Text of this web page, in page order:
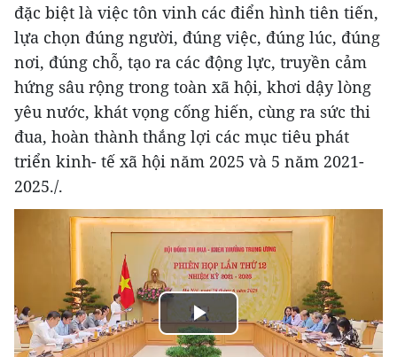
đặc biệt là việc tôn vinh các điển hình tiên tiến,
lựa chọn đúng người, đúng việc, đúng lúc, đúng
nơi, đúng chỗ, tạo ra các động lực, truyền cảm
hứng sâu rộng trong toàn xã hội, khơi dậy lòng
yêu nước, khát vọng cống hiến, cùng ra sức thi
đua, hoàn thành thắng lợi các mục tiêu phát
triển kinh- tế xã hội năm 2025 và 5 năm 2021-
2025./.
Play